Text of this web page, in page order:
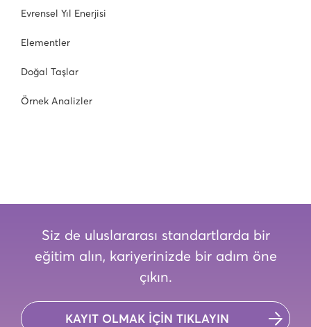
Evrensel Yıl Enerjisi
Elementler
Doğal Taşlar
Örnek Analizler
Siz de uluslararası standartlarda bir
eğitim alın, kariyerinizde bir adım öne
çıkın.
KAYIT OLMAK İÇİN TIKLAYIN